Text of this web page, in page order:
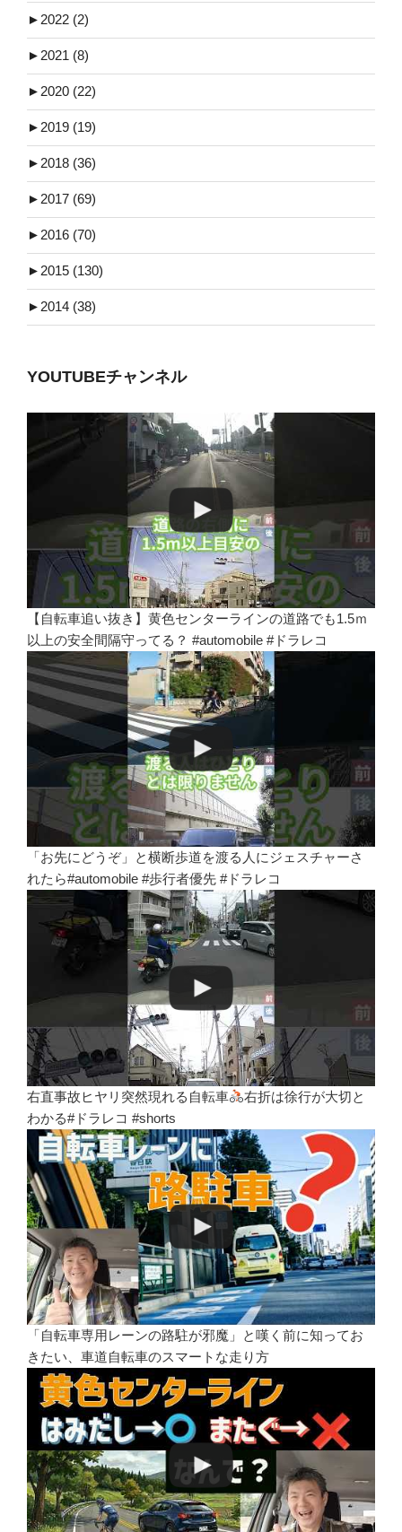
► 2022 (2)
► 2021 (8)
► 2020 (22)
► 2019 (19)
► 2018 (36)
► 2017 (69)
► 2016 (70)
► 2015 (130)
► 2014 (38)
YOUTUBEチャンネル
【自転車追い抜き】黄色センターラインの道路でも1.5ｍ
以上の安全間隔守ってる？ #automobile #ドラレコ
「お先にどうぞ」と横断歩道を渡る人にジェスチャーさ
れたら#automobile #歩行者優先 #ドラレコ
右直事故ヒヤリ突然現れる自転車
右折は徐行が大切と
わかる#ドラレコ #shorts
「自転車専用レーンの路駐が邪魔」と嘆く前に知ってお
きたい、車道自転車のスマートな走り方